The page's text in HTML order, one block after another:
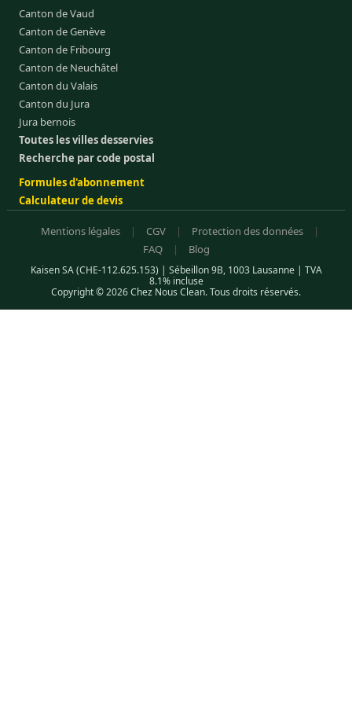
Canton de Vaud
Canton de Genève
Canton de Fribourg
Canton de Neuchâtel
Canton du Valais
Canton du Jura
Jura bernois
Toutes les villes desservies
Recherche par code postal
Formules d'abonnement
Calculateur de devis
Mentions légales | CGV | Protection des données
|
FAQ
| Blog
Kaisen SA (CHE-112.625.153) | Sébeillon 9B, 1003 Lausanne | TVA
8.1% incluse
Copyright © 2026 Chez Nous Clean. Tous droits réservés.